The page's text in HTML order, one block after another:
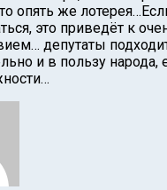
опять же
это приведёт к
депутаты
и в пользу народа,